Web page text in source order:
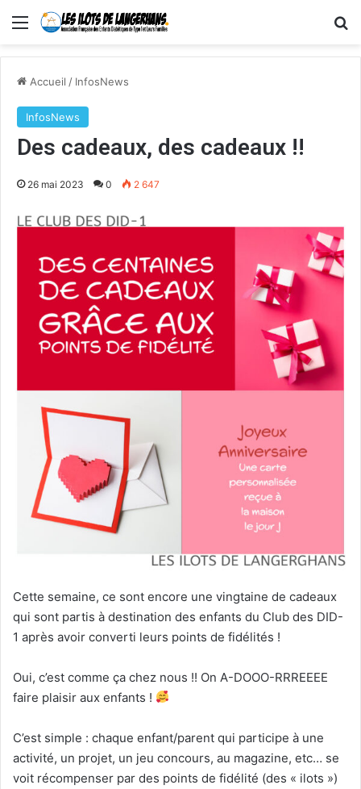
Menu
Accueil / InfosNews
InfosNews
Des cadeaux, des cadeaux !!
26 mai 2023 0 2 647
Cette semaine, ce sont encore une vingtaine de cadeaux
qui sont partis à destination des enfants du Club des DID-
1 après avoir converti leurs points de fidélités !
Oui, c’est comme ça chez nous !! On A-DOOO-RRREEEE
faire plaisir aux enfants !
C’est simple : chaque enfant/parent qui participe à une
activité, un projet, un jeu concours, au magazine, etc… se
voit récompenser par des points de fidélité (des « ilots »)